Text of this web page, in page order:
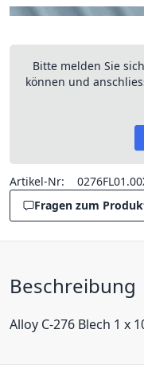
Bitte melden Sie
können und
Artikel-Nr:
Fragen zum
Beschreibung
Alloy C-276 Blech 1 x